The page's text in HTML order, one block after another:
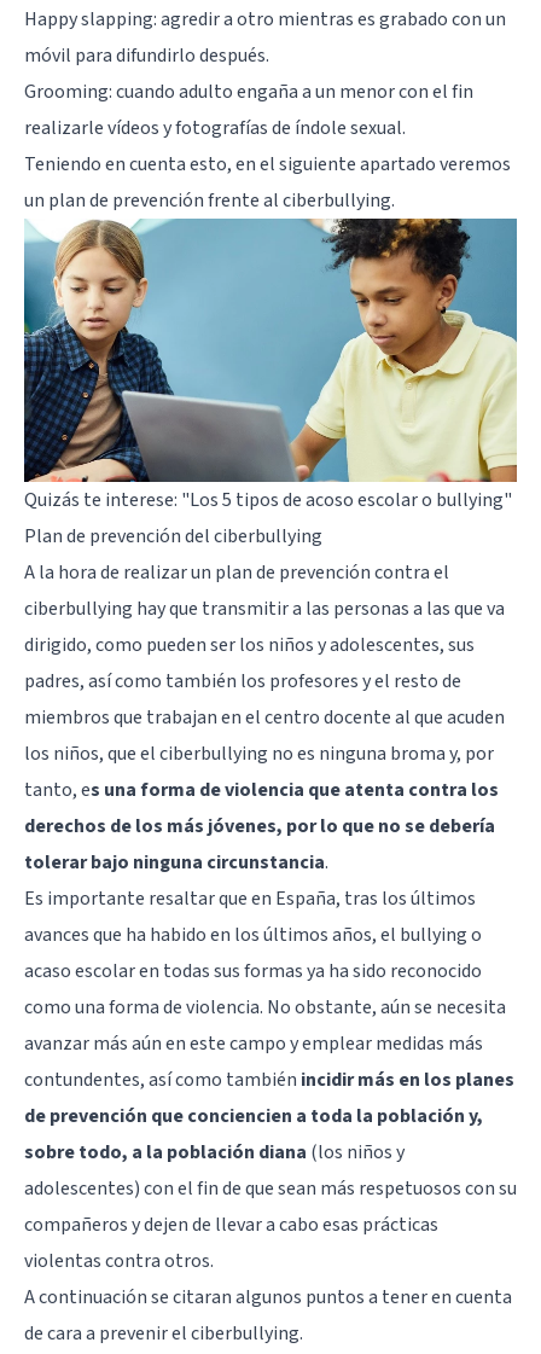
Happy slapping: agredir a otro mientras es grabado con un
móvil para difundirlo después.
Grooming: cuando adulto engaña a un menor con el fin
realizarle vídeos y fotografías de índole sexual.
Teniendo en cuenta esto, en el siguiente apartado veremos
un plan de prevención frente al ciberbullying.
Quizás te interese: "Los 5 tipos de acoso escolar o bullying"
Plan de prevención del ciberbullying
A la hora de realizar un plan de prevención contra el
ciberbullying hay que transmitir a las personas a las que va
dirigido, como pueden ser los niños y adolescentes, sus
padres, así como también los profesores y el resto de
miembros que trabajan en el centro docente al que acuden
los niños, que el ciberbullying no es ninguna broma y, por
tanto, es una forma de violencia que atenta contra los
derechos de los más jóvenes, por lo que no se debería
tolerar bajo ninguna circunstancia.
Es importante resaltar que en España, tras los últimos
avances que ha habido en los últimos años, el bullying o
acaso escolar en todas sus formas ya ha sido reconocido
como una forma de violencia. No obstante, aún se necesita
avanzar más aún en este campo y emplear medidas más
contundentes, así como también incidir más en los planes
de prevención que conciencien a toda la población y,
sobre todo, a la población diana (los niños y
adolescentes) con el fin de que sean más respetuosos con su
compañeros y dejen de llevar a cabo esas prácticas
violentas contra otros.
A continuación se citaran algunos puntos a tener en cuenta
de cara a prevenir el ciberbullying.